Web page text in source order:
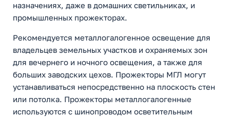
назначениях, даже в домашних светильниках, и
промышленных прожекторах.
Рекомендуется металлогалогенное освещение для
владельцев земельных участков и охраняемых зон
для вечернего и ночного освещения, а также для
больших заводских цехов. Прожекторы МГЛ могут
устанавливаться непосредственно на плоскость стен
или потолка. Прожекторы металлогалогенные
используются с шинопроводом осветительным